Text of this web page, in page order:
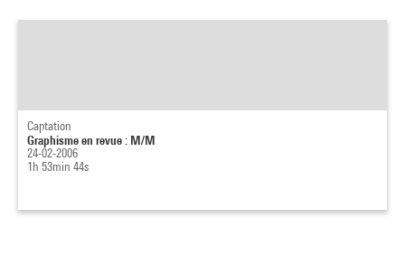
Captation
Graphisme en revue : M/M
24-02-2006
1h 53min 44s